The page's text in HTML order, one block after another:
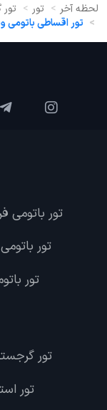
لحظه آخر تور
تور اقساطی باتومی
تور باتومی
تور
تور
تور
تور